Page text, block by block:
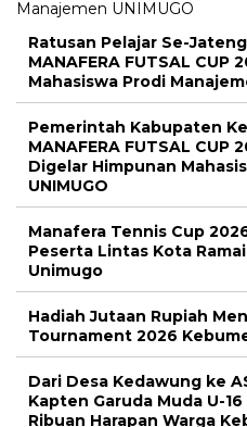
Ratusan Pelajar Se-
MANAFERA FUTSAL
Mahasiswa Prodi
Pemerintah Kabupaten
MANAFERA FUTSAL CUP
Digelar Himpunan
UNIMUGO
Manafera Tennis Cup
Peserta Lintas Kota
Unimugo
Hadiah Jutaan Rupiah
Tournament 2026
Dari Desa Kedawung ke
Kapten Garuda Muda U-
Ribuan Harapan Warga